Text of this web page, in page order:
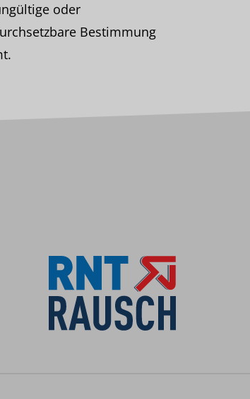
oder
Bestimmung